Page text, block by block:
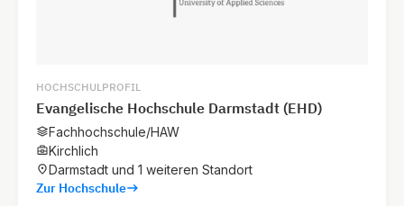
HOCHSCHULPROFIL
Evangelische Hochschule Darmstadt (EHD)
Fachhochschule/HAW
Kirchlich
Darmstadt und 1 weiteren Standort
Zur Hochschule